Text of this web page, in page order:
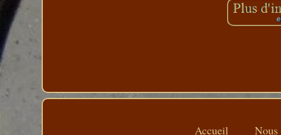
Accueil Nous